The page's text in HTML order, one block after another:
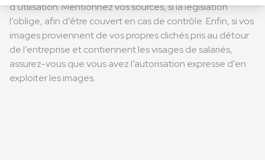
d’utilisation. Mentionnez vos sources, si la législation
l’oblige, afin d’être couvert en cas de contrôle. Enfin, si vos
images proviennent de vos propres clichés pris au détour
de l’entreprise et contiennent les visages de salariés,
assurez-vous que vous avez l’autorisation expresse d’en
exploiter les images.